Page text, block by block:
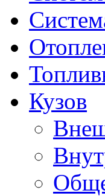
Кузов